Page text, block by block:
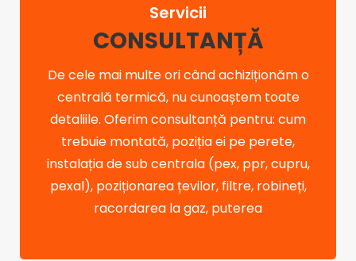
Servicii
CONSULTANȚĂ
De cele mai multe ori când achiziționăm o
centrală termică, nu cunoaștem toate
detaliile. Oferim consultanță pentru: cum
trebuie montată, poziția ei pe perete,
instalația de sub centrala (pex, ppr, cupru,
pexal), poziționarea țevilor, filtre, robineți,
racordarea la gaz, puterea